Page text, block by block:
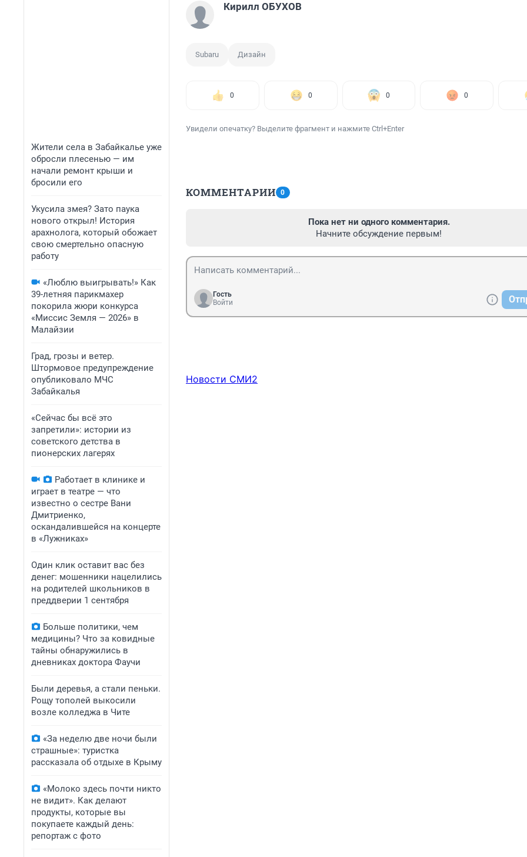
Жители села в Забайкалье уже
обросли плесенью — им
начали ремонт крыши и
бросили его
Укусила змея? Зато паука
нового открыл! История
арахнолога, который обожает
свою смертельно опасную
работу
«Люблю выигрывать!» Как
39-летняя парикмахер
покорила жюри конкурса
«Миссис Земля — 2026» в
Малайзии
Град, грозы и ветер.
Штормовое предупреждение
опубликовало МЧС
Забайкалья
«Сейчас бы всё это
запретили»: истории из
советского детства в
пионерских лагерях
Работает в клинике и
играет в театре — что
известно о сестре Вани
Дмитриенко,
оскандалившейся на концерте
в «Лужниках»
Один клик оставит вас без
денег: мошенники нацелились
на родителей школьников в
преддверии 1 сентября
Больше политики, чем
медицины? Что за ковидные
тайны обнаружились в
дневниках доктора Фаучи
Были деревья, а стали пеньки.
Рощу тополей выкосили
возле колледжа в Чите
«За неделю две ночи были
страшные»: туристка
рассказала об отдыхе в Крыму
«Молоко здесь почти никто
не видит». Как делают
продукты, которые вы
покупаете каждый день:
репортаж с фото
Кирилл ОБУХОВ
Subaru Дизайн
0 0 0 0
Увидели опечатку? Выделите фрагмент и нажмите Ctrl+Enter
КОММЕНТАРИИ 0
Пока нет ни одного комментария.
Начните обсуждение первым!
Гость
Войти
Новости СМИ2